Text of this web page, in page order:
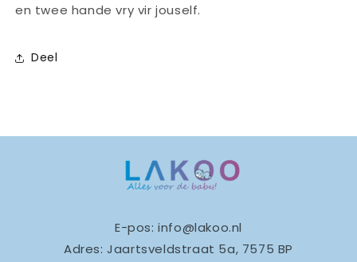
en twee hande vry vir jouself.
Deel
E-pos: info@lakoo.nl
Adres: Jaartsveldstraat 5a, 7575 BP